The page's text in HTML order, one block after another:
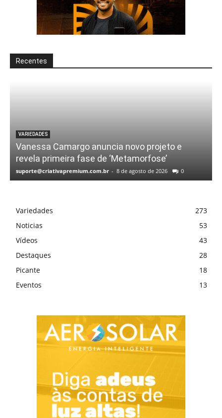
Recentes
VARIEDADES
Vanessa Camargo anuncia novo projeto e
revela primeira fase de ‘Metamorfose’
suporte@criativapremium.com.br - 8 de agosto de 2026 0
Variedades
273
Noticias
53
Vídeos
43
Destaques
28
Picante
18
Eventos
13